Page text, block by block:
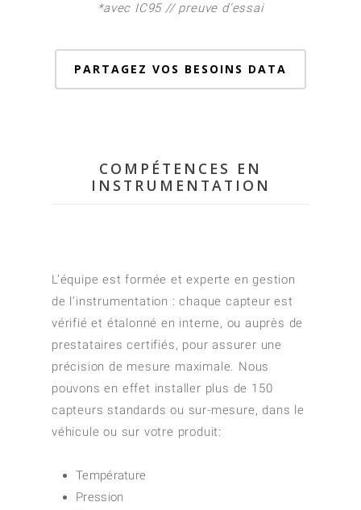
*avec IC95 // preuve d’essai
PARTAGEZ VOS BESOINS DATA
COMPÉTENCES EN
INSTRUMENTATION
L’équipe est formée et experte en gestion
de l’instrumentation : chaque capteur est
vérifié et étalonné en interne, ou auprès de
prestataires certifiés, pour assurer une
précision de mesure maximale. Nous
pouvons en effet installer plus de 150
capteurs standards ou sur-mesure, dans le
véhicule ou sur votre produit:
Température
Pression